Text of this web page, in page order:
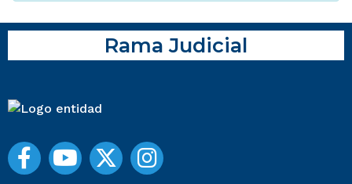
Rama Judicial